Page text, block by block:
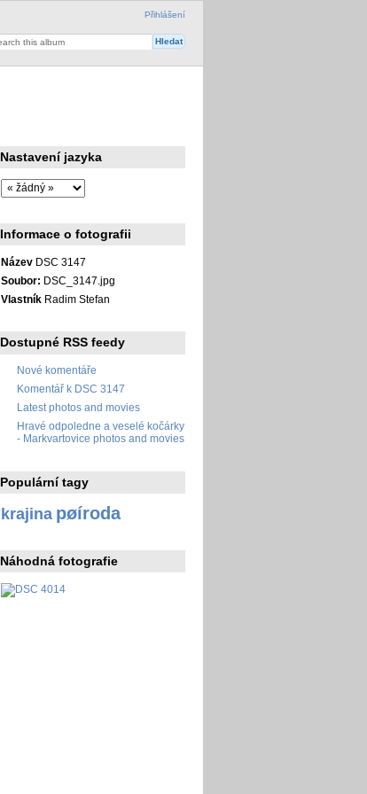
Přihlášení
Nastavení jazyka
Informace o fotografii
NázevDSC 3147
Soubor: DSC_3147.jpg
VlastníkRadim Stefan
Dostupné RSS feedy
Nové komentáře
Komentář k DSC 3147
Latest photos and movies
Hravé odpoledne a veselé kočárky
- Markvartovice photos and movies
Populární tagy
krajina pøíroda
Náhodná fotografie